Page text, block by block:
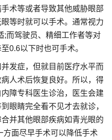
术等或者导致其他威胁眼部
等时就可以手术。通常视力
;而驾驶员、精细工作者等对
0.6以下时也可手术。
发症，但就目前医疗水平而
人术后恢复良好。所以，得
障专科医生诊治，医生会建
眼睛完全看不见才去就诊，
并其他眼部疾病如青光眼的
方面尽早手术可以降低手术